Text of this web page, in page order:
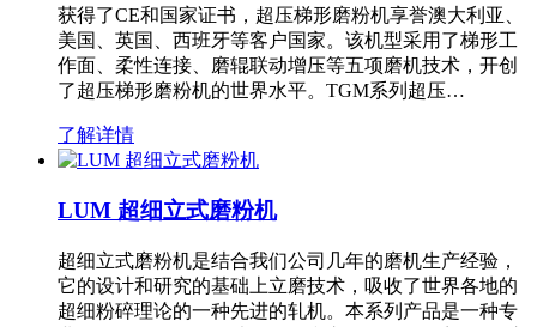
获得了CE和国家证书，超压梯形磨粉机享誉澳大利亚、
美国、英国、西班牙等客户国家。该机型采用了梯形工
作面、柔性连接、磨辊联动增压等五项磨机技术，开创
了超压梯形磨粉机的世界水平。TGM系列超压…
了解详情
LUM 超细立式磨粉机
超细立式磨粉机是结合我们公司几年的磨机生产经验，
它的设计和研究的基础上立磨技术，吸收了世界各地的
超细粉碎理论的一种先进的轧机。本系列产品是一种专